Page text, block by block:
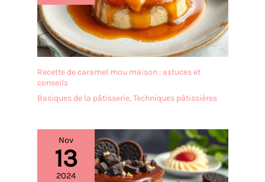
Recette de caramel mou maison : astuces et
conseils
Basiques de la pâtisserie,Techniques pâtissières
Nov
13
2024